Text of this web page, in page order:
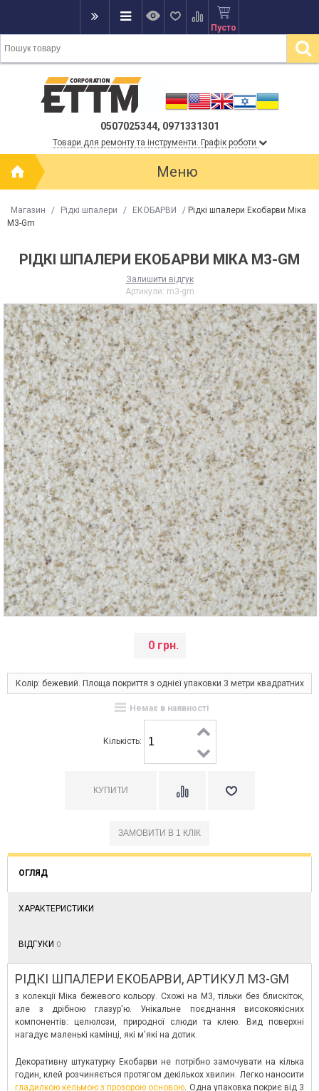
Пусто
0507025344, 0971331301
Товари для ремонту та інструменти. Графік роботи
Меню
Магазин / Рідкі шпалери / ЕКОБАРВИ / Рідкі шпалери Екобарви Міка
М3-Gm
РІДКІ ШПАЛЕРИ ЕКОБАРВИ МІКА М3-GM
Залишити відгук
Артикули: m3-gm
0 грн.
Колір: бежевий. Площа покриття з однієї упаковки 3 метри квадратних
Немає в наявності
Кількість:
ОГЛЯД
ХАРАКТЕРИСТИКИ
ВІДГУКИ 0
РІДКІ ШПАЛЕРИ ЕКОБАРВИ, АРТИКУЛ М3-GM
з колекції Міка бежевого кольору. Схожі на М3, тільки без блискіток,
але з дрібною глазур'ю. Унікальне поєднання високоякісних
компонентів: целюлози, природної слюди та клею. Вид поверхні
нагадує маленькі камінці, які м'які на дотик.
Декоративну штукатурку Екобарви не потрібно замочувати на кілька
годин, клей розчиняється протягом декількох хвилин. Легко наносити
гладилкою кельмою з прозорою основою. Одна упаковка покриє від 3